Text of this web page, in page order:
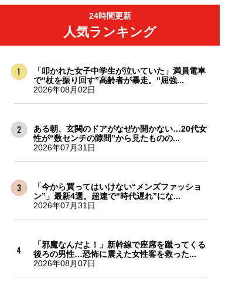
24時間更新
人気ランキング
「叩かれた女子中学生が泣いていた」満員電車
で“杖を振り回す”高齢者が暴走。“屈強...
2026年08月02日
ある朝、玄関のドアがなぜか開かない…20代女
性が“数センチの隙間”から見たものの...
2026年07月31日
「今から買ってはいけない“メンズファッショ
ン”」最新4選。超速で“時代遅れ”にな...
2026年07月31日
「邪魔なんだよ！」新幹線で座席を蹴ってくる
後ろの男性…恐怖に震えた女性客を救った...
2026年08月07日